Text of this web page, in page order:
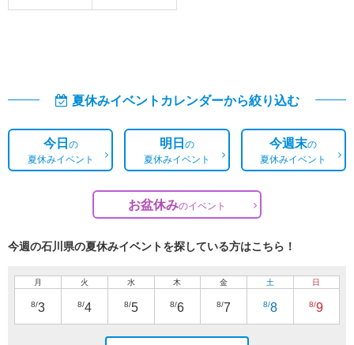
夏休みイベントカレンダーから絞り込む
今日の
夏休みイベント
明日の
夏休みイベント
今週末の
夏休みイベント
お盆休みのイベント
今週の石川県の夏休みイベントを探している方はこちら！
月
8/3
火
8/4
水
8/5
木
8/6
金
8/7
土
8/8
日
8/9